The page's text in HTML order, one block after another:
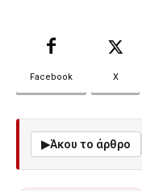
Facebook X
▶Άκου το άρθρο